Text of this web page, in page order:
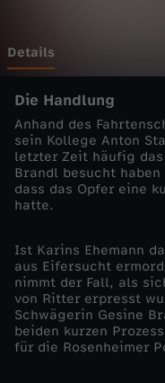
-
C
o
p
-
R
i
Details
Die Handlung
Anhand des
sein Kollege Anton
letzter Zeit häufig das
Brandl besucht
dass das Opfer eine
hatte.
Ist Karins Ehemann
aus Eifersucht
nimmt der Fall, als
von Ritter erpresst
Schwägerin Gesine
beiden kurzen
für die Rosenheimer